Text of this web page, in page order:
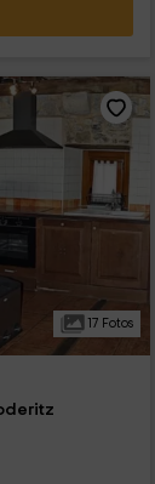
17 Fotos